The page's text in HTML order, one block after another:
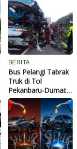
BERITA
Bus Pelangi Tabrak
Truk di Tol
Pekanbaru-Dumai: 2
Meninggal 16 Luka